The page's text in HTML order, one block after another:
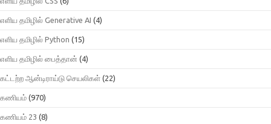
எளிய தமிழில் Generative AI (4)
எளிய தமிழில் Python (15)
எளிய தமிழில் பைத்தான் (4)
கட்டற்ற ஆன்டிராய்டு செயலிகள் (22)
கணியம் (970)
கணியம் 23 (8)